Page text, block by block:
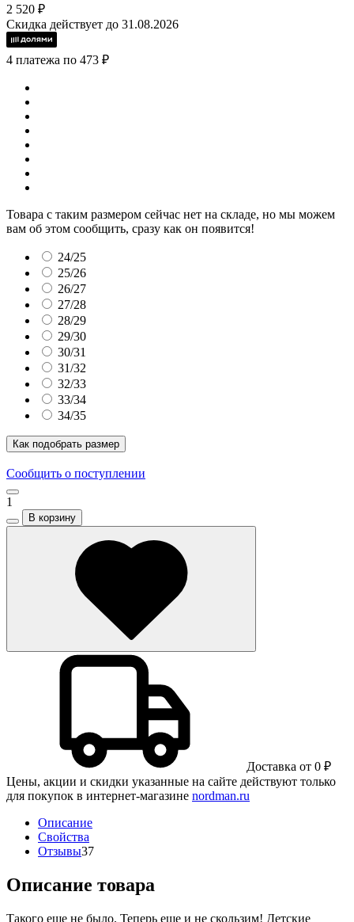
2 520 ₽
Скидка действует до 31.08.2026
4 платежа по 473 ₽
Товара с таким размером сейчас нет на складе, но мы можем
вам об этом сообщить, сразу как он появится!
24/25
25/26
26/27
27/28
28/29
29/30
30/31
31/32
32/33
33/34
34/35
Как подобрать размер
Сообщить о поступлении
1
В корзину
Доставка от 0 ₽
Цены, акции и скидки указанные на сайте действуют только
для покупок в интернет-магазине nordman.ru
Описание
Свойства
Отзывы37
Описание товара
Такого еще не было. Теперь еще и не скользим! Детские